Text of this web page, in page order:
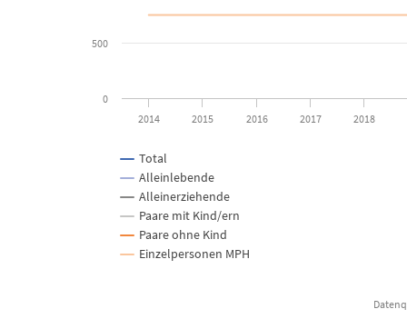
Total
Alleinlebende
Alleinerziehende
Paare mit Kind/ern
Paare ohne Kind
Einzelpersonen MPH
2014 2015 2016 2017 2018
0
500